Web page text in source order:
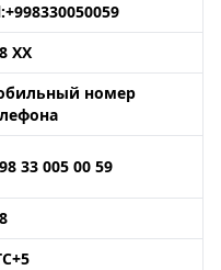
XX
номер
33 005 00 59